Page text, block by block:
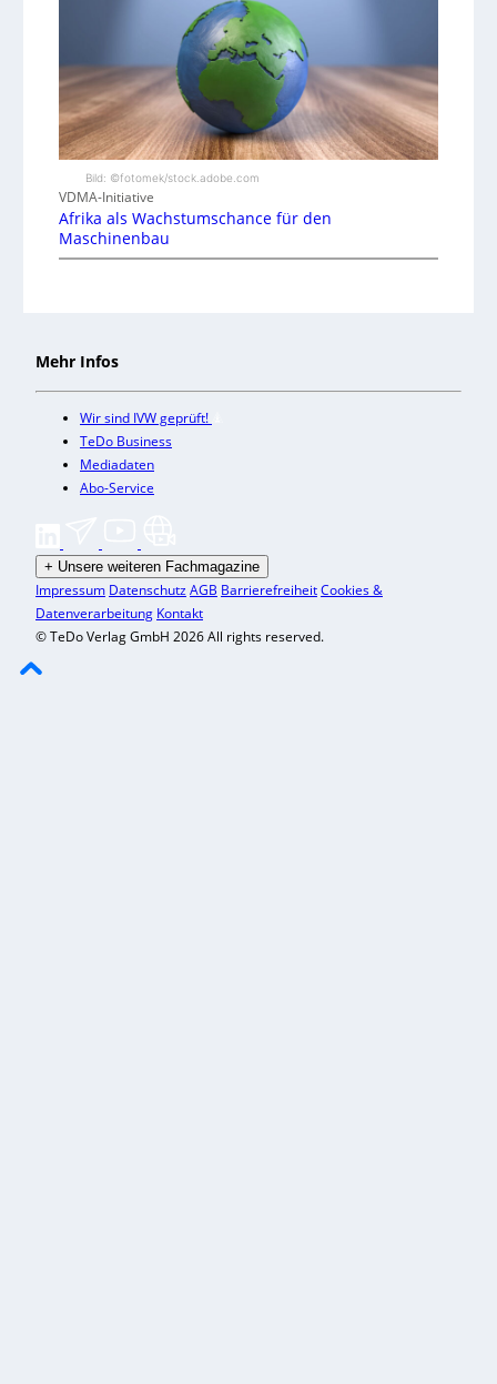
Bild: ©fotomek/stock.adobe.com
VDMA-Initiative
Afrika als Wachstumschance für den
Maschinenbau
Mehr Infos
Wir sind IVW geprüft!
TeDo Business
Mediadaten
Abo-Service
+ Unsere weiteren Fachmagazine
Impressum DatenschutzAGB BarrierefreiheitCookies &
Datenverarbeitung Kontakt
© TeDo Verlag GmbH 2026 All rights reserved.